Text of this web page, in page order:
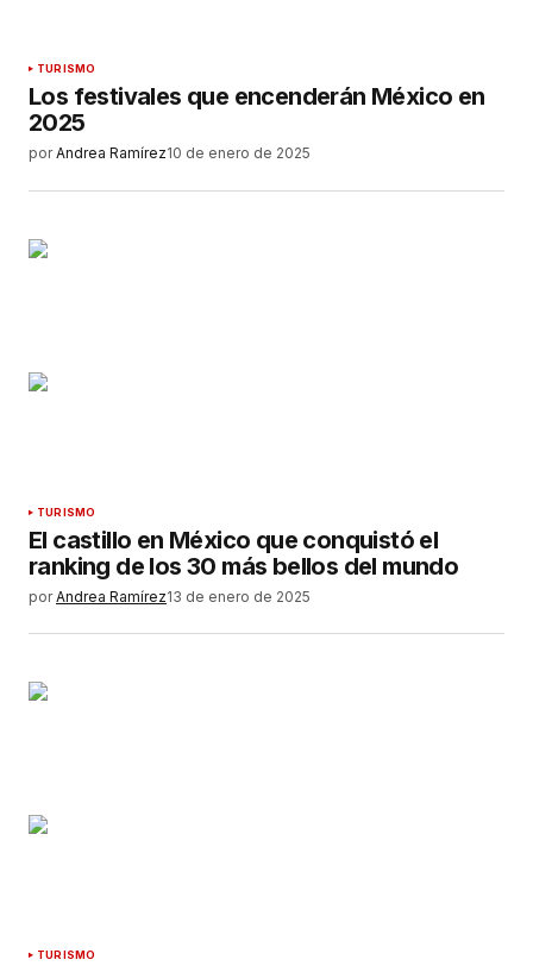
TURISMO
Los festivales que encenderán México en
2025
por Andrea Ramírez10 de enero de 2025
TURISMO
El castillo en México que conquistó el
ranking de los 30 más bellos del mundo
por Andrea Ramírez13 de enero de 2025
TURISMO